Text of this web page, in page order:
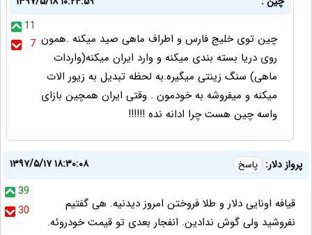
11
7 چین توی خلیج فارس و اطراف ماهی صید میکنه .همون
روی دریا بسته بندی میکنه و وارد ایران میکنه(واردات
ماهی) سنگ زینتی میگیره.به لحظه تبدیل به زیور الات
میکنه و میفروشه به خودمون . وقتی ایران همچین بازای
واسه چین هست چرا ادانه نده !!!!!!
پرواز دلار: پاسخ
۱۳۹۷/۵/۱۷ ۱۸:۳۰:۰۸
39
30
قیافه اونایی دلار و طلا فروختن امروز دیدنیه. هی گفتیم
نفروشید ولی گوش ندادین. انفجار بعدی تو قیمت خودروئه.